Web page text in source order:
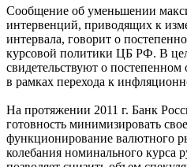
Сообщение об уменьшении
интервенций, приводящих к
интервала, говорит о
курсовой политики ЦБ РФ. В
свидетельствуют о постепенном
в рамках перехода к
На протяжении 2011 г. Банк
готовность минимизировать
функционирование валютного
колебания номинального курса